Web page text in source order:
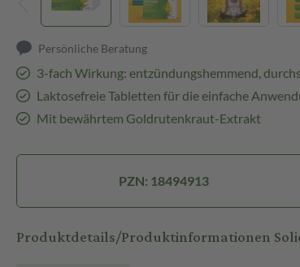
Persönliche Beratung
3-fach Wirkung: entzündungshemmend,
Laktosefreie Tabletten für die einfache
Mit bewährtem Goldrutenkraut-Extrakt
PZN: 18494913
Produktdetails/Produktinformationen